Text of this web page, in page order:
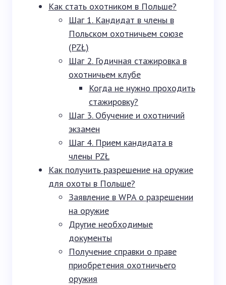
Как стать охотником в Польше?
Шаг 1. Кандидат в члены в
Польском охотничьем союзе
(PZŁ)
Шаг 2. Годичная стажировка в
охотничьем клубе
Когда не нужно проходить
стажировку?
Шаг 3. Обучение и охотничий
экзамен
Шаг 4. Прием кандидата в
члены PZŁ
Как получить разрешение на оружие
для охоты в Польше?
Заявление в WPA о разрешении
на оружие
Другие необходимые
документы
Получение справки о праве
приобретения охотничьего
оружия